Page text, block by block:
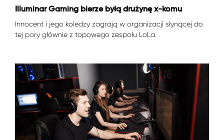
Illuminar Gaming bierze byłą drużynę x-komu
Innocent i jego koledzy zagrają w organizacji słynącej do
tej pory głównie z topowego zespołu LoLa.